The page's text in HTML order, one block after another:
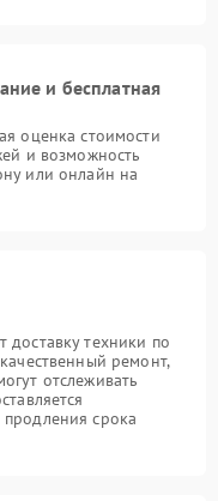
и бесплатная
оценка стоимости
и возможность
или онлайн на
доставку техники по
ремонт,
отслеживать
срока